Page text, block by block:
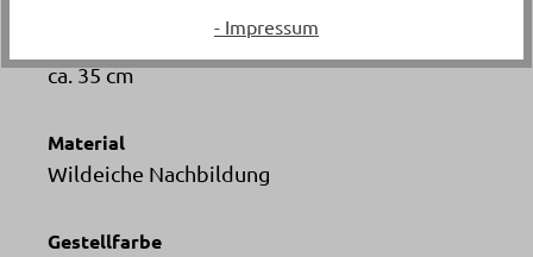
ca. 35 cm
Material
Wildeiche Nachbildung
Gestellfarbe
- Impressum